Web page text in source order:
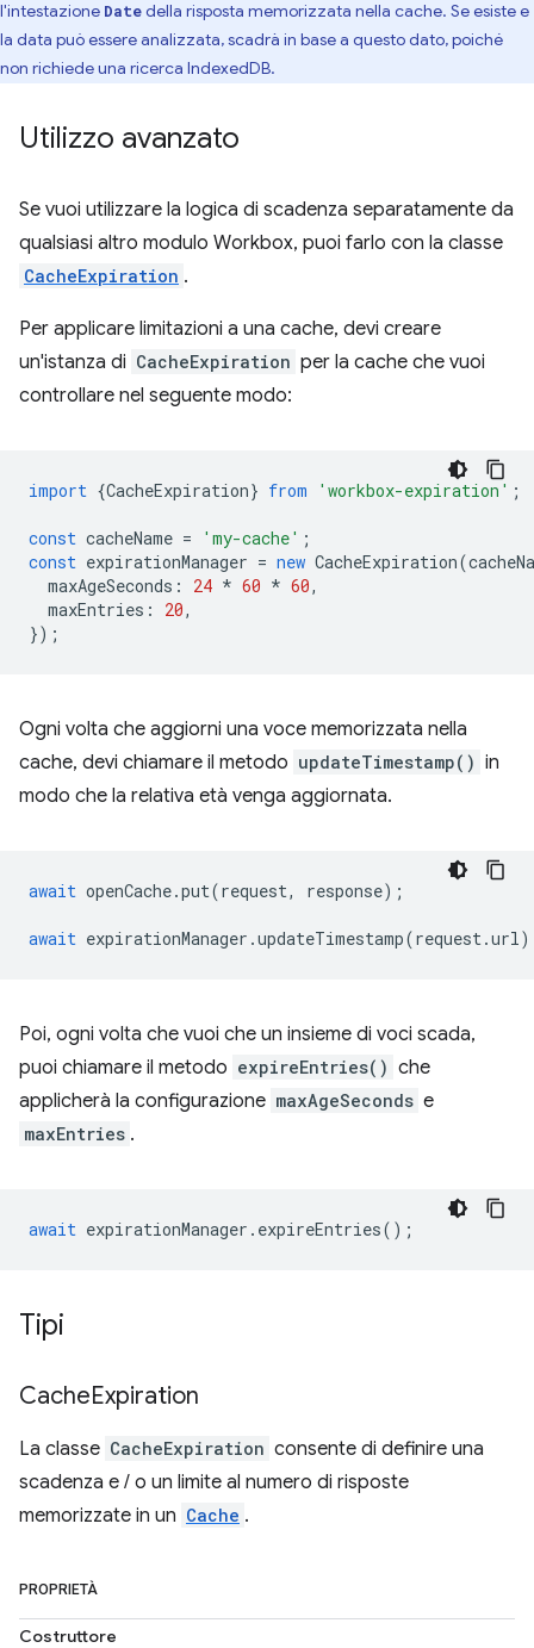
l'intestazione Datedella risposta memorizzata nella cache. Se esiste e
la data può essere analizzata, scadrà in base a questo dato, poiché
non richiede una ricerca IndexedDB.
Utilizzo avanzato
Se vuoi utilizzare la logica di scadenza separatamente da
qualsiasi altro modulo Workbox, puoi farlo con la classe
CacheExpiration .
Per applicare limitazioni a una cache, devi creare
un'istanza di CacheExpiration per la cache che vuoi
controllare nel seguente modo:
import {CacheExpiration} from 'workbox-expiration' ;
const cacheName = 'my-cache' ;
const expirationManager = new CacheExpiration(
maxAgeSeconds : 24 * 60 * 60,
maxEntries : 20,
});
Ogni volta che aggiorni una voce memorizzata nella
cache, devi chiamare il metodo updateTimestamp() in
modo che la relativa età venga aggiornata.
await openCache.put(request, response);
await expirationManager .updateTimestamp(request.url
Poi, ogni volta che vuoi che un insieme di voci scada,
puoi chiamare il metodo expireEntries() che
applicherà la configurazione maxAgeSeconds e
maxEntries .
await expirationManager . expireEntries();
Tipi
CacheExpiration
La classe CacheExpiration consente di definire una
scadenza e / o un limite al numero di risposte
memorizzate in un Cache .
PROPRIETÀ
Costruttore